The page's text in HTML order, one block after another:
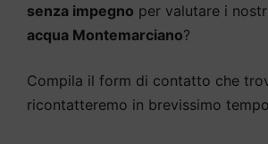
senza impegno per valutare i
acqua Montemarciano?
Compila il form di contatto che
ricontatteremo in brevissimo